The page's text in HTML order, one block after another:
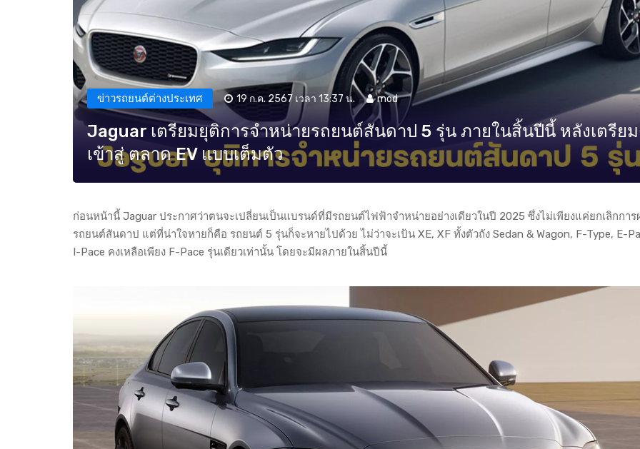
ข่าวรถยนต์ต่างประเทศ 19 ก.ค. 2567 เวลา 13:37 น. mod
Jaguar เตรียมยุติการจำหน่ายรถยนต์สันดาป 5 รุ่น ภายในสิ้นปีนี้ หลังเตรีย
เข้าสู่ ตลาด EV แบบเต็มตัว
ก่อนหน้านี้ Jaguar ประกาศว่าตนจะเปลี่ยนเป็นแบรนด์ที่มีรถยนต์ไฟฟ้าจำหน่ายอย่างเดียวในปี 2025 ซึ่งไม่เพียงแค่ยกเลิกการ
รถยนต์สันดาป แต่ที่น่าใจหายก็คือ รถยนต์ 5 รุ่นก็จะหายไปด้วย ไม่ว่าจะเป้น XE, XF ทั้งตัวถัง Sedan & Wagon, F-Type, E-
I-Pace คงเหลือเพียง F-Pace รุ่นเดียวเท่านั้น โดยจะมีผลภายในสิ้นปีนี้